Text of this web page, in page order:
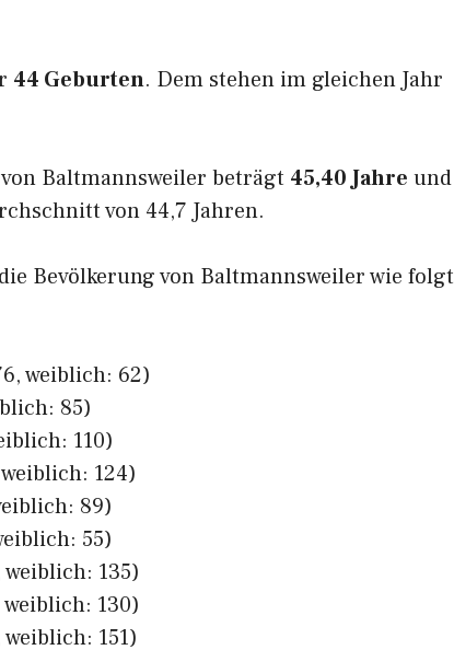
44 Geburten. Dem stehen im gleichen Jahr
Baltmannsweiler beträgt 45,40 Jahre und
von 44,7 Jahren.
Bevölkerung von Baltmannsweiler wie folgt
weiblich: 62)
85)
110)
124)
89)
55)
135)
130)
151)